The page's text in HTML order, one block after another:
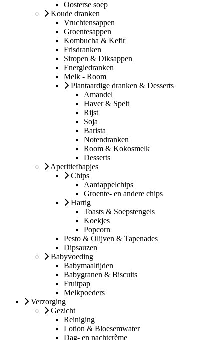
Oosterse soep
Koude dranken
Vruchtensappen
Groentesappen
Kombucha & Kefir
Frisdranken
Siropen & Diksappen
Energiedranken
Melk - Room
Plantaardige dranken & Desserts
Amandel
Haver & Spelt
Rijst
Soja
Barista
Notendranken
Room & Kokosmelk
Desserts
Aperitiefhapjes
Chips
Aardappelchips
Groente- en andere chips
Hartig
Toasts & Soepstengels
Koekjes
Popcorn
Pesto & Olijven & Tapenades
Dipsauzen
Babyvoeding
Babymaaltijden
Babygranen & Biscuits
Fruitpap
Melkpoeders
Verzorging
Gezicht
Reiniging
Lotion & Bloesemwater
Dag- en nachtcrème